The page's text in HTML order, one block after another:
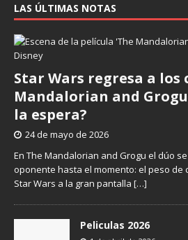
LAS ÚLTIMAS NOTAS
Star Wars regresa a los
Mandalorian and
la espera?
24 de mayo de 2026
En The Mandalorian and Grogu el dúo
oponente hasta el momento: el peso de
Star Wars a la gran pantalla […]
Peliculas 2026